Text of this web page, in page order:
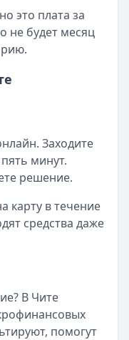
Ru: как
от Bigmani
это плата за
не будет месяц
Заходите
минут.
решение.
карту в течение
средства даже
В Чите
помогут